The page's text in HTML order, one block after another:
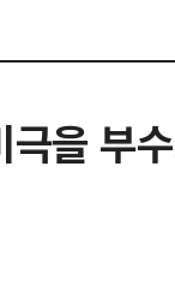
극을 부